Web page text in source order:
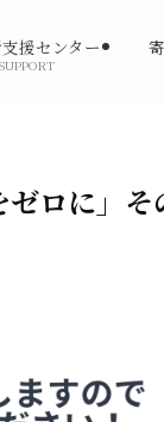
援センター
SUPPORT
ロに」そ